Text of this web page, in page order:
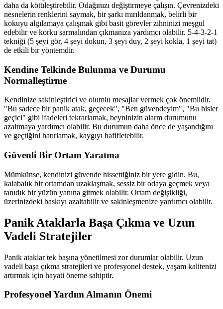
daha da kötüleştirebilir. Odağınızı değiştirmeye çalışın. Çevrenizdeki
nesnelerin renklerini saymak, bir şarkı mırıldanmak, belirli bir
kokuyu algılamaya çalışmak gibi basit görevler zihninizi meşgul
edebilir ve korku sarmalından çıkmanıza yardımcı olabilir. 5-4-3-2-1
tekniği (5 şeyi gör, 4 şeyi dokun, 3 şeyi duy, 2 şeyi kokla, 1 şeyi tat)
de etkili bir yöntemdir.
Kendine Telkinde Bulunma ve Durumu
Normalleştirme
Kendinize sakinleştirici ve olumlu mesajlar vermek çok önemlidir.
"Bu sadece bir panik atak, geçecek", "Ben güvendeyim", "Bu hisler
geçici" gibi ifadeleri tekrarlamak, beyninizin alarm durumunu
azaltmaya yardımcı olabilir. Bu durumun daha önce de yaşandığını
ve geçtiğini hatırlamak, kaygıyı hafifletebilir.
Güvenli Bir Ortam Yaratma
Mümkünse, kendinizi güvende hissettiğiniz bir yere gidin. Bu,
kalabalık bir ortamdan uzaklaşmak, sessiz bir odaya geçmek veya
tanıdık bir yüzün yanına gitmek olabilir. Ortam değişikliği,
üzerinizdeki baskıyı azaltabilir ve sakinleşmenize yardımcı olabilir.
Panik Ataklarla Başa Çıkma ve Uzun
Vadeli Stratejiler
Panik ataklar tek başına yönetilmesi zor durumlar olabilir. Uzun
vadeli başa çıkma stratejileri ve profesyonel destek, yaşam kalitenizi
artırmak için hayati öneme sahiptir.
Profesyonel Yardım Almanın Önemi